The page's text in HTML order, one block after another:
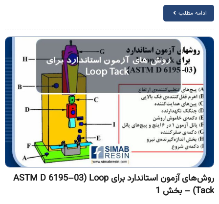
ادامه مطلب
روش‌های آزمون استاندارد برای ASTM D 6195–03) Loop
Tack) – بخش 1